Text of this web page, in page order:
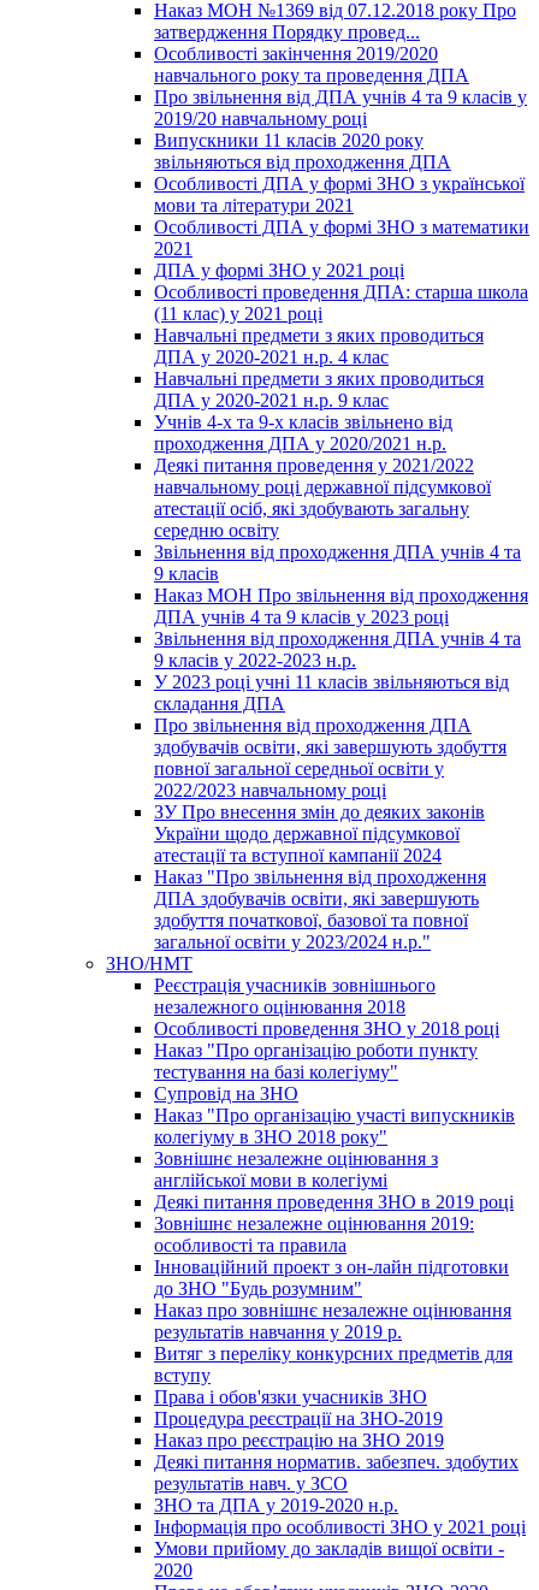
Наказ МОН №1369 від 07.12.2018 року Про
затвердження Порядку провед...
Особливості закінчення 2019/2020
навчального року та проведення ДПА
Про звільнення від ДПА учнів 4 та 9 класів у
2019/20 навчальному році
Випускники 11 класів 2020 року
звільняються від проходження ДПА
Особливості ДПА у формі ЗНО з української
мови та літератури 2021
Особливості ДПА у формі ЗНО з математики
2021
ДПА у формі ЗНО у 2021 році
Особливості проведення ДПА: старша школа
(11 клас) у 2021 році
Навчальні предмети з яких проводиться
ДПА у 2020-2021 н.р. 4 клас
Навчальні предмети з яких проводиться
ДПА у 2020-2021 н.р. 9 клас
Учнів 4-х та 9-х класів звільнено від
проходження ДПА у 2020/2021 н.р.
Деякі питання проведення у 2021/2022
навчальному році державної підсумкової
атестації осіб, які здобувають загальну
середню освіту
Звільнення від проходження ДПА учнів 4 та
9 класів
Наказ МОН Про звільнення від проходження
ДПА учнів 4 та 9 класів у 2023 році
Звільнення від проходження ДПА учнів 4 та
9 класів у 2022-2023 н.р.
У 2023 році учні 11 класів звільняються від
складання ДПА
Про звільнення від проходження ДПА
здобувачів освіти, які завершують здобуття
повної загальної середньої освіти у
2022/2023 навчальному році
ЗУ Про внесення змін до деяких законів
України щодо державної підсумкової
атестації та вступної кампанії 2024
Наказ "Про звільнення від проходження
ДПА здобувачів освіти, які завершують
здобуття початкової, базової та повної
загальної освіти у 2023/2024 н.р."
ЗНО/НМТ
Реєстрація учасників зовнішнього
незалежного оцінювання 2018
Особливості проведення ЗНО у 2018 році
Наказ "Про організацію роботи пункту
тестування на базі колегіуму"
Супровід на ЗНО
Наказ "Про організацію участі випускників
колегіуму в ЗНО 2018 року"
Зовнішнє незалежне оцінювання з
англійської мови в колегіумі
Деякі питання проведення ЗНО в 2019 році
Зовнішнє незалежне оцінювання 2019:
особливості та правила
Інноваційний проект з он-лайн підготовки
до ЗНО "Будь розумним"
Наказ про зовнішнє незалежне оцінювання
результатів навчання у 2019 р.
Витяг з переліку конкурсних предметів для
вступу
Права і обов'язки учасників ЗНО
Процедура реєстрації на ЗНО-2019
Наказ про реєстрацію на ЗНО 2019
Деякі питання норматив. забезпеч. здобутих
результатів навч. у ЗСО
ЗНО та ДПА у 2019-2020 н.р.
Інформація про особливості ЗНО у 2021 році
Умови прийому до закладів вищої освіти -
2020